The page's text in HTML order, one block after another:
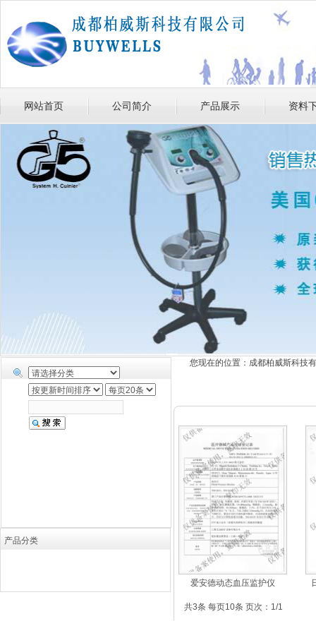
网站首页 公司简介 产品展示 资料
产品分类
爱安德动态血压监护仪
共3条 每页10条 页次：1/1
您现在的位置： 成都柏威斯科技